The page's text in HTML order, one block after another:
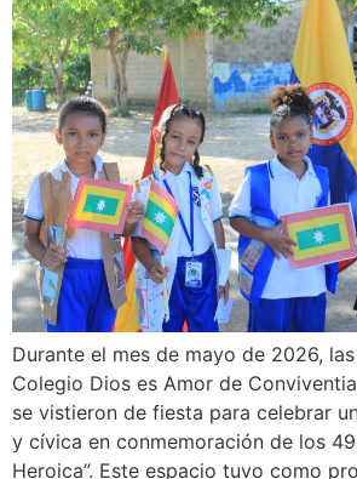
Durante el mes de mayo de 2026,
Colegio Dios es Amor de
se vistieron de fiesta para celebrar
y cívica en conmemoración de los
Heroica”. Este espacio tuvo como